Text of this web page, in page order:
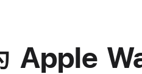
Apple